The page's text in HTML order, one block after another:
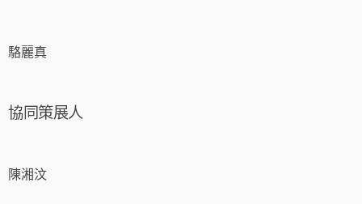
駱麗真
協同策展人
陳湘汶